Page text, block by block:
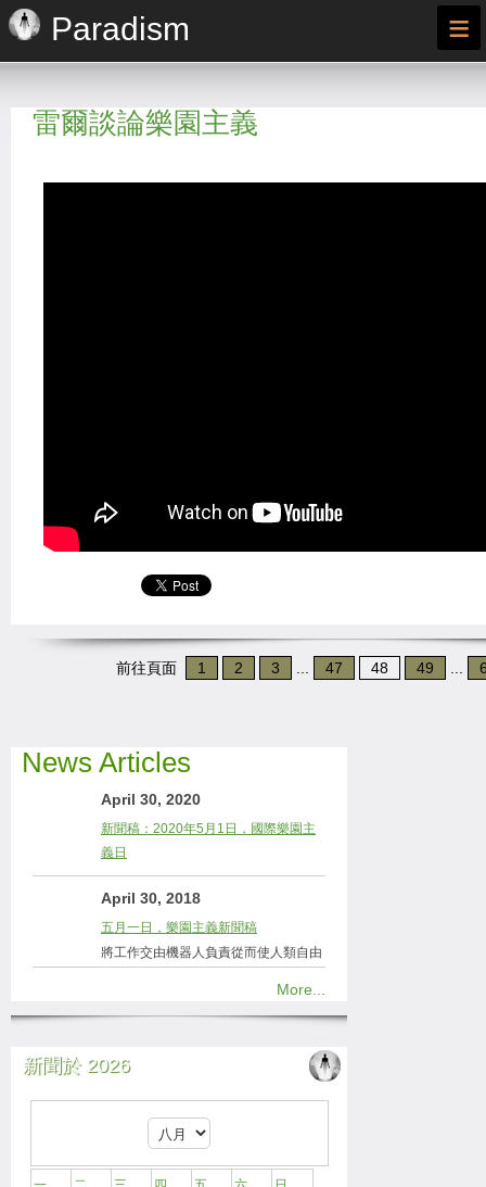
Paradism ≡
雷爾談論樂園主義
前往頁面 1 2 3 47 48 49
News Articles
April 30, 2020
新聞稿：2020年5月1日，國際樂園主
義日
April 30, 2018
五月一日，樂園主義新聞稿
將工作交由機器人負責從而使人類自由
More...
新聞於 2026